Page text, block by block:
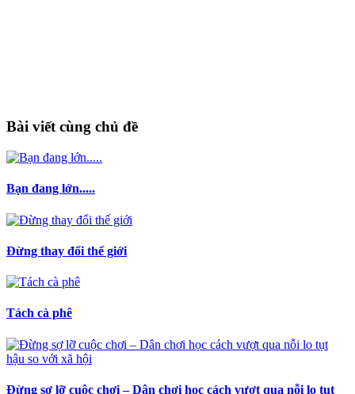
Bài viết cùng chủ đề
Bạn đang lớn.....
Đừng thay đổi thế giới
Tách cà phê
Đừng sợ lỡ cuộc chơi – Dân chơi học cách vượt qua nỗi lo tụt